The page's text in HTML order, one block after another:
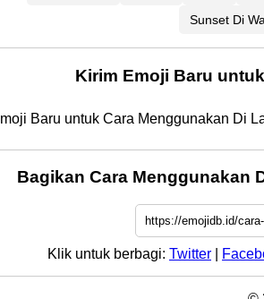
Sunset Di
Kirim Emoji Baru
Baru untuk Cara Menggunakan Di
Bagikan Cara Menggunakan
Klik untuk berbagi: Twitter